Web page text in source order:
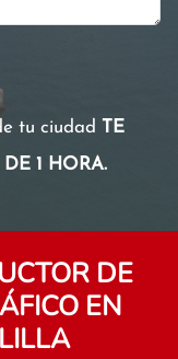
tu ciudad TE
1 HORA.
DE
EN